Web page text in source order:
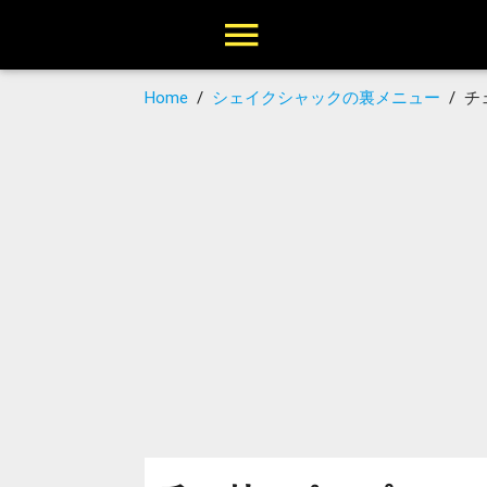
Home / シェイクシャックの裏メニュー /チ